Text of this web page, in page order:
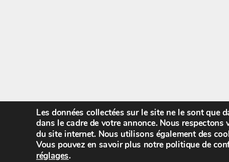
Les données collectées sur le site ne le sont que
dans le cadre de votre annonce. Nous
du site internet. Nous utilisons également des
Vous pouvez en savoir plus notre politique de
réglages.